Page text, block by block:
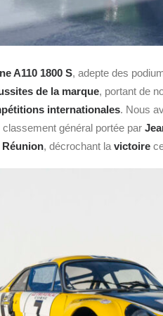
A110 1800 S, adepte des
de la marque, portant de
internationales. Nous
classement général portée par
Réunion, décrochant la victoire